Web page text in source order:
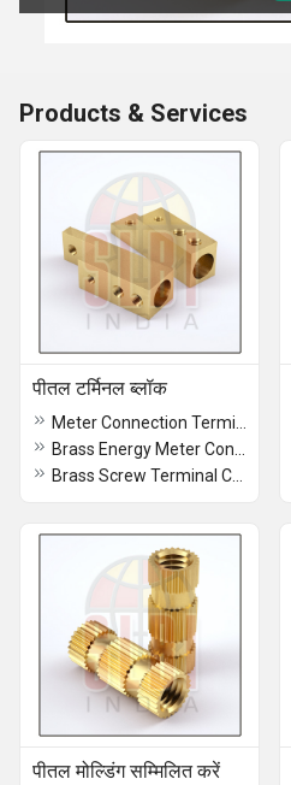
Products & Services
पीतल टर्मिनल ब्लॉक
पीतल मोल्डिंग सम्मिलित करें